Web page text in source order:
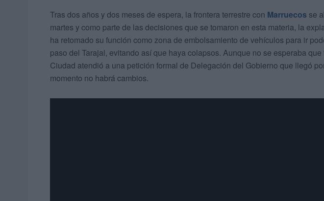
Tras dos años y dos meses de espera, la frontera terrestre con Marruecos se
martes y como parte de las decisiones que se tomaron en esta materia, la
ha retomado su función como zona de embolsamiento de vehículos para ir
paso del Tarajal, evitando así que haya colapsos. Aunque no se esperaba
Ciudad atendió a una petición formal de Delegación del Gobierno que llegó
momento no habrá cambios.